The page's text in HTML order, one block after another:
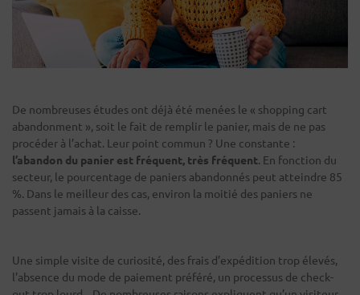
De nombreuses études ont déjà été menées le « shopping cart
abandonment », soit le fait de remplir le panier, mais de ne pas
procéder à l’achat. Leur point commun ? Une constante :
l’abandon du panier est fréquent, très fréquent. En fonction du
secteur, le pourcentage de paniers abandonnés peut atteindre 85
%. Dans le meilleur des cas, environ la moitié des paniers ne
passent jamais à la caisse.
Une simple visite de curiosité, des frais d’expédition trop élevés,
l’absence du mode de paiement préféré, un processus de check-